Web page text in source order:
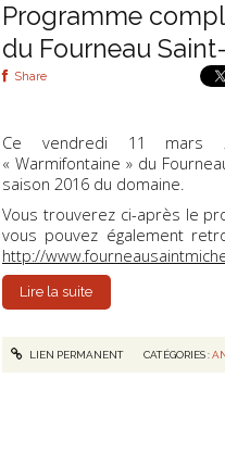
Programme
du Fourneau
Share
Ce vendredi 11 mars
« Warmifontaine » du
saison 2016 du domaine.
Vous trouverez ci-après le
vous pouvez également
http://
Lire la suite
LIEN PERMANENT CATÉGORIES :